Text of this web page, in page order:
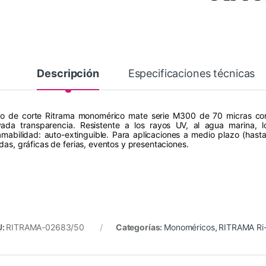
Descripción Especificaciones técnicas
de corte Ritrama monomérico mate serie M300 de 70 micras
transparencia. Resistente a los rayos UV, al agua
auto-extinguible. Para aplicaciones a medio plazo
gráficas de ferias, eventos y presentaciones.
RITRAMA-02683/50 Categorías: Monoméricos, RITRAMA